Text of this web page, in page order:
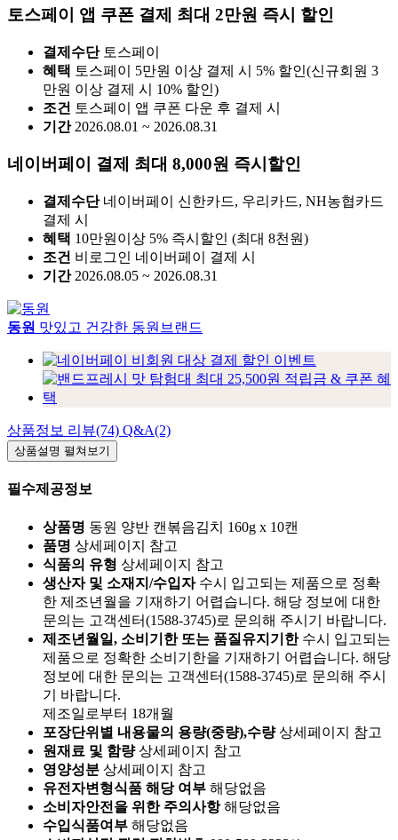
토스페이 앱 쿠폰 결제 최대 2만원 즉시 할인
결제수단 토스페이
혜택 토스페이 5만원 이상 결제 시 5% 할인(신규회원 3
만원 이상 결제 시 10% 할인)
조건 토스페이 앱 쿠폰 다운 후 결제 시
기간 2026.08.01 ~ 2026.08.31
네이버페이 결제 최대 8,000원 즉시할인
결제수단 네이버페이 신한카드, 우리카드, NH농협카드
결제 시
혜택 10만원이상 5% 즉시할인 (최대 8천원)
조건 비로그인 네이버페이 결제 시
기간 2026.08.05 ~ 2026.08.31
동원 맛있고 건강한 동원브랜드
상품정보 리뷰(74) Q&A(2)
상품설명 펼쳐보기
필수제공정보
상품명 동원 양반 캔볶음김치 160g x 10캔
품명 상세페이지 참고
식품의 유형 상세페이지 참고
생산자 및 소재지/수입자 수시 입고되는 제품으로 정확
한 제조년월을 기재하기 어렵습니다. 해당 정보에 대한
문의는 고객센터(1588-3745)로 문의해 주시기 바랍니다.
제조년월일, 소비기한 또는 품질유지기한 수시 입고되는
제품으로 정확한 소비기한을 기재하기 어렵습니다. 해당
정보에 대한 문의는 고객센터(1588-3745)로 문의해 주시
기 바랍니다.
제조일로부터 18개월
포장단위별 내용물의 용량(중량),수량 상세페이지 참고
원재료 및 함량 상세페이지 참고
영양성분 상세페이지 참고
유전자변형식품 해당 여부 해당없음
소비자안전을 위한 주의사항 해당없음
수입식품여부 해당없음